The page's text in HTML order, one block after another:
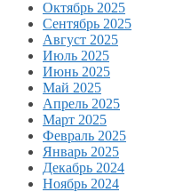
Октябрь 2025
Сентябрь 2025
Август 2025
Июль 2025
Июнь 2025
Май 2025
Апрель 2025
Март 2025
Февраль 2025
Январь 2025
Декабрь 2024
Ноябрь 2024